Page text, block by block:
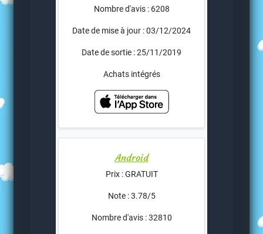
Nombre d'avis : 6208
Date de mise à jour : 03/12/2024
Date de sortie : 25/11/2019
Achats intégrés
Android
Prix : GRATUIT
Note : 3.78/5
Nombre d'avis : 32810